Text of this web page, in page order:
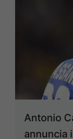
Antonio
annuncia